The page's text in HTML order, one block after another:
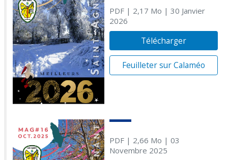
PDF| 2,17 Mo | 30 Janvier
2026
Télécharger
Feuilleter sur Calaméo
PDF| 2,66 Mo | 03
Novembre 2025